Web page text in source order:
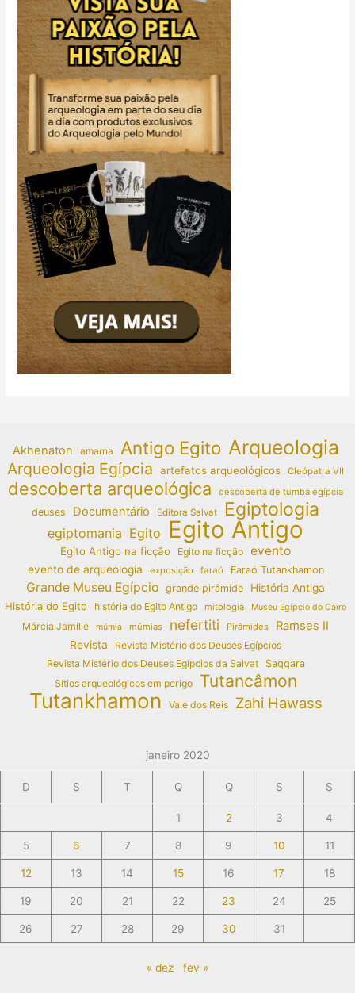
Akhenaton amarna Antigo Egito Arqueologia
Arqueologia Egípcia artefatos arqueológicos Cleópatra VII
descoberta arqueológica descoberta de tumba egípcia
deuses Documentário Editora Salvat Egiptologia
egiptomania Egito Egito Antigo
Egito Antigo na ficção Egito na ficção evento
evento de arqueologia exposição faraó Faraó Tutankhamon
Grande Museu Egípcio grande pirâmide
História Antiga
História do Egito
história do Egito Antigo mitologia Museu Egípcio do Cairo
Márcia Jamille múmia múmias nefertiti Pirâmides Ramses II
Revista
Revista Mistério dos Deuses Egípcios
Revista Mistério dos Deuses Egípcios da Salvat
Saqqara
Sítios arqueológicos em perigo
Tutancâmon
Tutankhamon Vale dos Reis Zahi Hawass
janeiro 2020
D S T Q Q S S
1 2 3 4
5 6 7 8 9 10 11
12 13 14 15 16 17 18
19 20 21 22 23 24 25
26 27 28 29 30 31
« dez fev »